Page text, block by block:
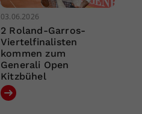
03.06.2026
2 Roland-Garros-
Viertelfinalisten
kommen zum
Generali Open
Kitzbühel